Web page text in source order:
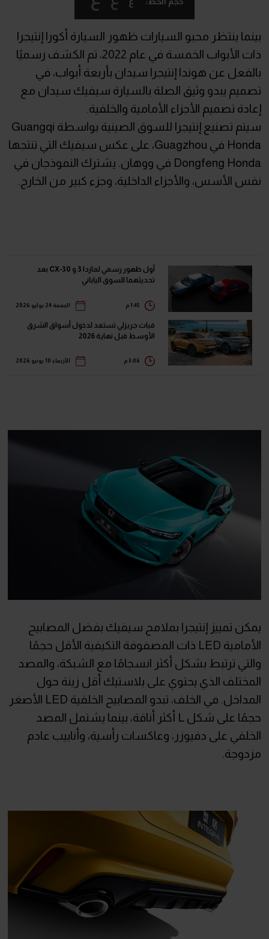
بينما ينتظر محبو السيارات ظهور السيارة أكورا إنتيجرا
ذات الأبواب الخمسة في عام 2022، تم الكشف رسميًا
بالفعل عن هوندا إنتيجرا سيدان بأربعة أبواب، في
تصميم يبدو وثيق الصلة بالسيارة سيفيك سيدان مع
إعادة تصميم الأجزاء الأمامية والخلفية.
سيتم تصنيع إنتيجرا للسوق الصينية بواسطة Guangqi
Honda في Guagzhou، على عكس سيفيك التي تنتجها
Dongfeng Honda في ووهان. يشترك النموذجان في
نفس الأسس، والأجزاء الداخلية، وجزء كبير من الخارج.
أول ظهور رسمي لمازدا 3 و CX-30 بعد
تحديثهما للسوق الياباني
الجمعة 24 يوليو 2026
فيات جريزلي تستعد لدخول أسواق الشرق
الأوسط قبل نهاية 2026
الأربعاء 10 يونيو 2026
يمكن تمييز إنتيجرا بملامح سيفيك بفضل المصابيح
الأمامية LED ذات المصفوفة التكيفية الأقل حجمًا
والتي ترتبط بشكل أكثر انسجامًا مع الشبكة، والمصد
المختلف الذي يحتوي على بلاستيك أقل زينة حول
المداخل. في الخلف، تبدو المصابيح الخلفية LED الأصغر
حجمًا على شكل L أكثر أناقة، بينما يشتمل المصد
الخلفي على دفيوزر، وعاكسات رأسية، وأنابيب عادم
مزدوجة.